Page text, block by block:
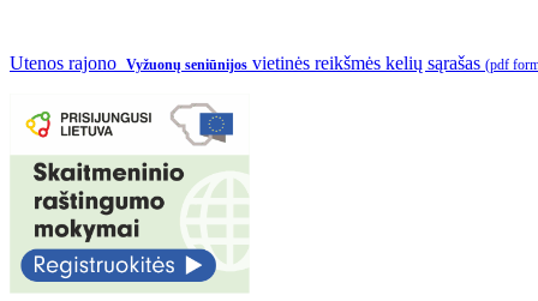
Utenos rajono Vyžuonų seniūnijos vietinės reikšmės kelių sąrašas (pdf